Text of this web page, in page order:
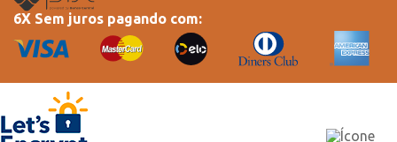
6X Sem juros pagando com: